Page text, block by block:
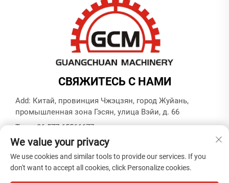
СВЯЖИТЕСЬ С НАМИ
Add: Китай, провинция Чжэцзян, город Жуйань,
промышленная зона Гэсян, улица Вэйи, д. 66
Тел.:+86-577-65566677
E-mail: [email protected]
We value your privacy
We use cookies and similar tools to provide our services. If you
don't want to accept all cookies, click Personalize cookies.